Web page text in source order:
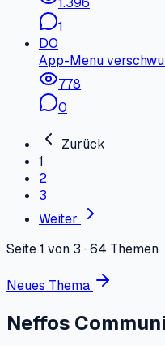
1
DO
App-Menu
778
0
Zurück
1
2
3
Weiter
Seite 1 von 3 ·64 Themen
Neues Thema
Neffos